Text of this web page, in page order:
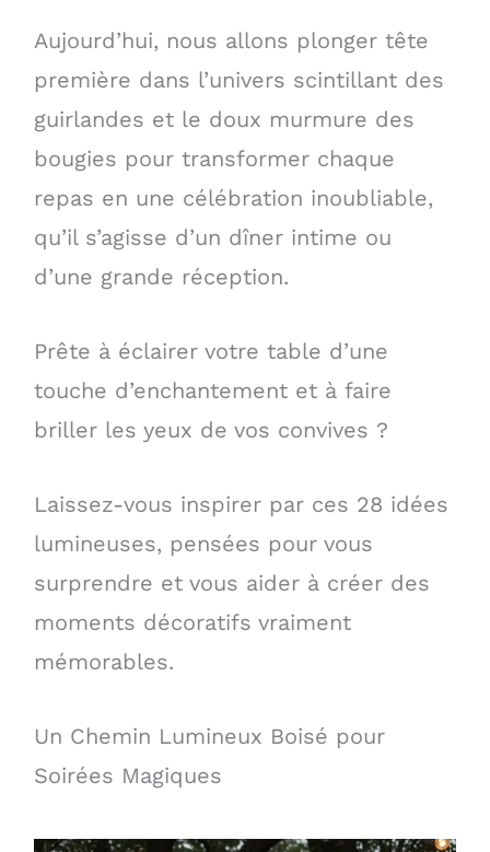
Aujourd’hui, nous allons plonger tête
première dans l’univers scintillant des
guirlandes et le doux murmure des
bougies pour transformer chaque
repas en une célébration inoubliable,
qu’il s’agisse d’un dîner intime ou
d’une grande réception.
Prête à éclairer votre table d’une
touche d’enchantement et à faire
briller les yeux de vos convives ?
Laissez-vous inspirer par ces 28 idées
lumineuses, pensées pour vous
surprendre et vous aider à créer des
moments décoratifs vraiment
mémorables.
Un Chemin Lumineux Boisé pour
Soirées Magiques